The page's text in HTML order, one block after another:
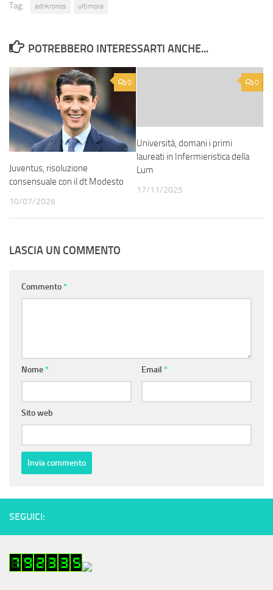
Tag: adnkronos ultimora
POTREBBERO INTERESSARTI ANCHE...
0
Juventus, risoluzione
consensuale con il dt Modesto
10/07/2026
0
Università, domani i primi
laureati in Infermieristica della
Lum
17/11/2025
LASCIA UN COMMENTO
Commento*
Nome* Email *
Sito web
SEGUICI: